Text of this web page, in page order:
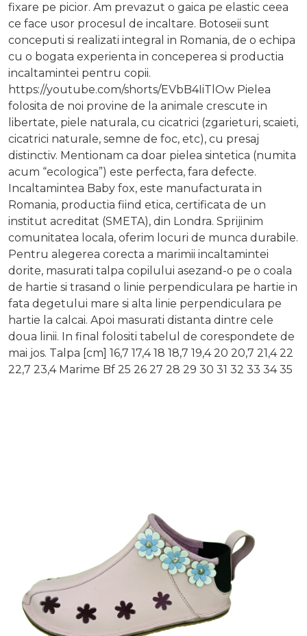
fixare pe picior. Am prevazut o gaica pe elastic ceea
ce face usor procesul de incaltare. Botoseii sunt
conceputi si realizati integral in Romania, de o echipa
cu o bogata experienta in conceperea si productia
incaltamintei pentru copii.
https://youtube.com/shorts/EVbB4IiTlOw Pielea
folosita de noi provine de la animale crescute in
libertate, piele naturala, cu cicatrici (zgarieturi, scaieti,
cicatrici naturale, semne de foc, etc), cu presaj
distinctiv. Mentionam ca doar pielea sintetica (numita
acum “ecologica”) este perfecta, fara defecte.
Incaltamintea Baby fox, este manufacturata in
Romania, productia fiind etica, certificata de un
institut acreditat (SMETA), din Londra. Sprijinim
comunitatea locala, oferim locuri de munca durabile.
Pentru alegerea corecta a marimii incaltamintei
dorite, masurati talpa copilului asezand-o pe o coala
de hartie si trasand o linie perpendiculara pe hartie in
fata degetului mare si alta linie perpendiculara pe
hartie la calcai. Apoi masurati distanta dintre cele
doua linii. In final folositi tabelul de corespondete de
mai jos. Talpa [cm] 16,7 17,4 18 18,7 19,4 20 20,7 21,4 22
22,7 23,4 Marime Bf 25 26 27 28 29 30 31 32 33 34 35